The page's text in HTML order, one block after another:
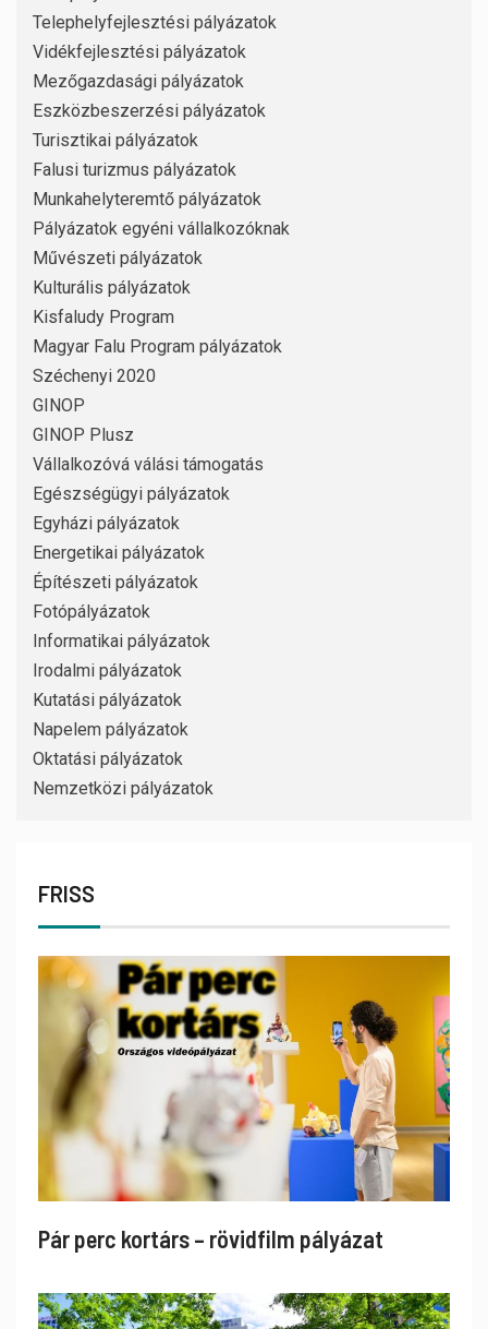
Telephelyfejlesztési pályázatok
Vidékfejlesztési pályázatok
Mezőgazdasági pályázatok
Eszközbeszerzési pályázatok
Turisztikai pályázatok
Falusi turizmus pályázatok
Munkahelyteremtő pályázatok
Pályázatok egyéni vállalkozóknak
Művészeti pályázatok
Kulturális pályázatok
Kisfaludy Program
Magyar Falu Program pályázatok
Széchenyi 2020
GINOP
GINOP Plusz
Vállalkozóvá válási támogatás
Egészségügyi pályázatok
Egyházi pályázatok
Energetikai pályázatok
Építészeti pályázatok
Fotópályázatok
Informatikai pályázatok
Irodalmi pályázatok
Kutatási pályázatok
Napelem pályázatok
Oktatási pályázatok
Nemzetközi pályázatok
FRISS
Pár perc kortárs – rövidfilm pályázat